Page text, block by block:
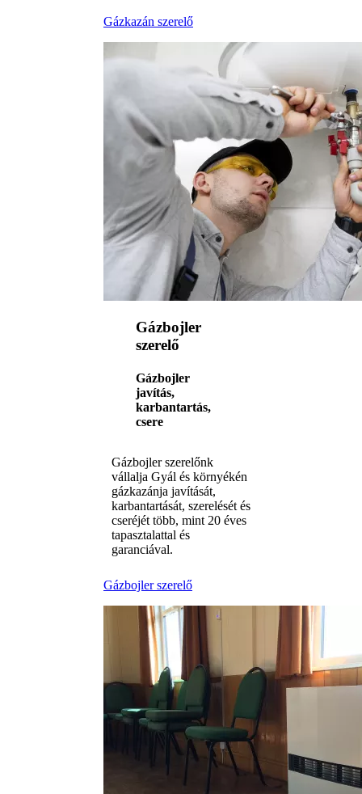
Gázkazán szerelő
Gázbojler
szerelő
Gázbojler
javítás,
karbantartás,
csere
Gázbojler szerelőnk
vállalja Gyál és környékén
gázkazánja javítását,
karbantartását, szerelését és
cseréjét több, mint 20 éves
tapasztalattal és
garanciával.
Gázbojler szerelő